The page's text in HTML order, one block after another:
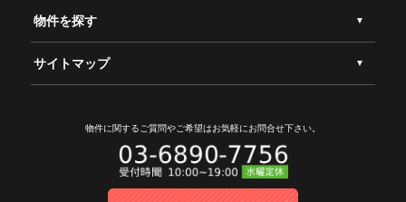
物件を探す
サイトマップ
物件に関するご質問やご希望はお気軽にお問合せ下さい。